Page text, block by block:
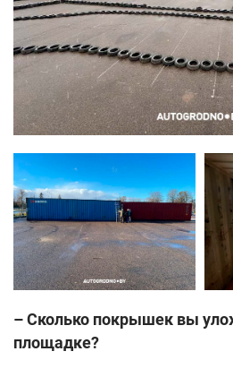
– Сколько покрышек вы
площадке?